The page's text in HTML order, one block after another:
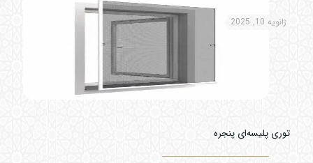
ژانویه 10, 2025
توری پلیسه‌ای پنجره